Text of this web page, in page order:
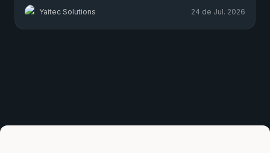
Yaitec Solutions 24 de Jul. 2026